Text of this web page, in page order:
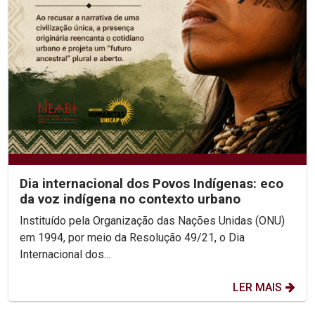
Dia internacional dos Povos Indígenas: eco
da voz indígena no contexto urbano
Instituído pela Organização das Nações Unidas (ONU)
em 1994, por meio da Resolução 49/21, o Dia
Internacional dos...
LER MAIS